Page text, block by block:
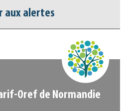
Scoop.it
aux alertes
Oref de Normandie